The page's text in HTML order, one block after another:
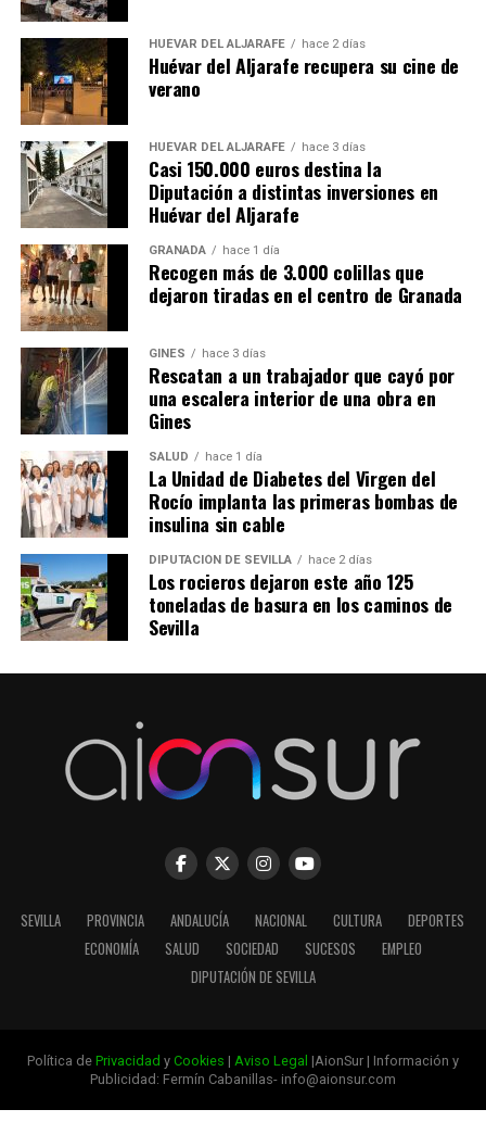
HUÉVAR DEL ALJARAFE hace 2 días
Huévar del Aljarafe recupera su cine de
verano
HUÉVAR DEL ALJARAFE hace 3 días
Casi 150.000 euros destina la
Diputación a distintas inversiones en
Huévar del Aljarafe
GRANADA hace 1 día
Recogen más de 3.000 colillas que
dejaron tiradas en el centro de Granada
GINES hace 3 días
Rescatan a un trabajador que cayó por
una escalera interior de una obra en
Gines
SALUD hace 1 día
La Unidad de Diabetes del Virgen del
Rocío implanta las primeras bombas de
insulina sin cable
DIPUTACIÓN DE SEVILLA hace 2 días
Los rocieros dejaron este año 125
toneladas de basura en los caminos de
Sevilla
SEVILLA PROVINCIA ANDALUCÍA NACIONAL CULTURA
DEPORTES
ECONOMÍA
SALUD SOCIEDAD SUCESOS
EMPLEO
DIPUTACIÓN DE SEVILLA
Política de Privacidad y Cookies | Aviso Legal |AionSur | Información y
Publicidad: Fermín Cabanillas- info@aionsur.com